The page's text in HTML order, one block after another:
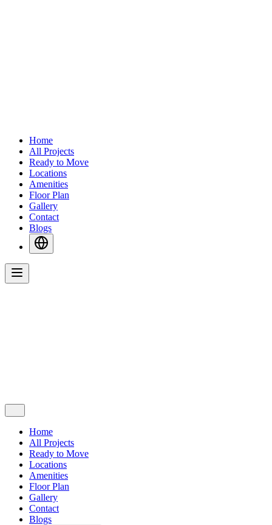
Home
All Projects
Ready to Move
Locations
Amenities
Floor Plan
Gallery
Contact
Blogs
Home
All Projects
Ready to Move
Locations
Amenities
Floor Plan
Gallery
Contact
Blogs